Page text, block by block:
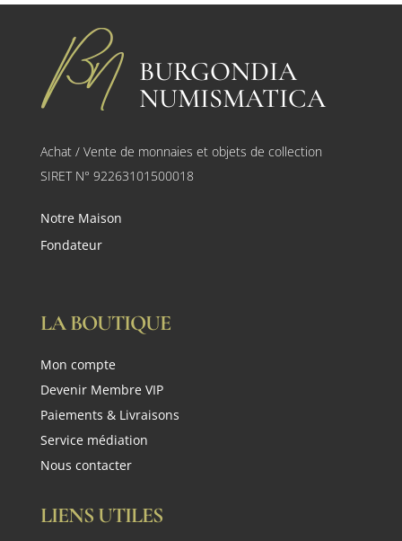
BURGONDIA
NUMISMATICA
Achat / Vente de monnaies et objets de collection
SIRET N° 92263101500018
Notre Maison
Fondateur
LA BOUTIQUE
Mon compte
Devenir Membre VIP
Paiements & Livraisons
Service médiation
Nous contacter
LIENS UTILES